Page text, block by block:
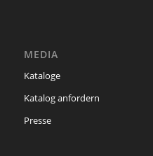
MEDIA
Kataloge
Katalog anfordern
Presse